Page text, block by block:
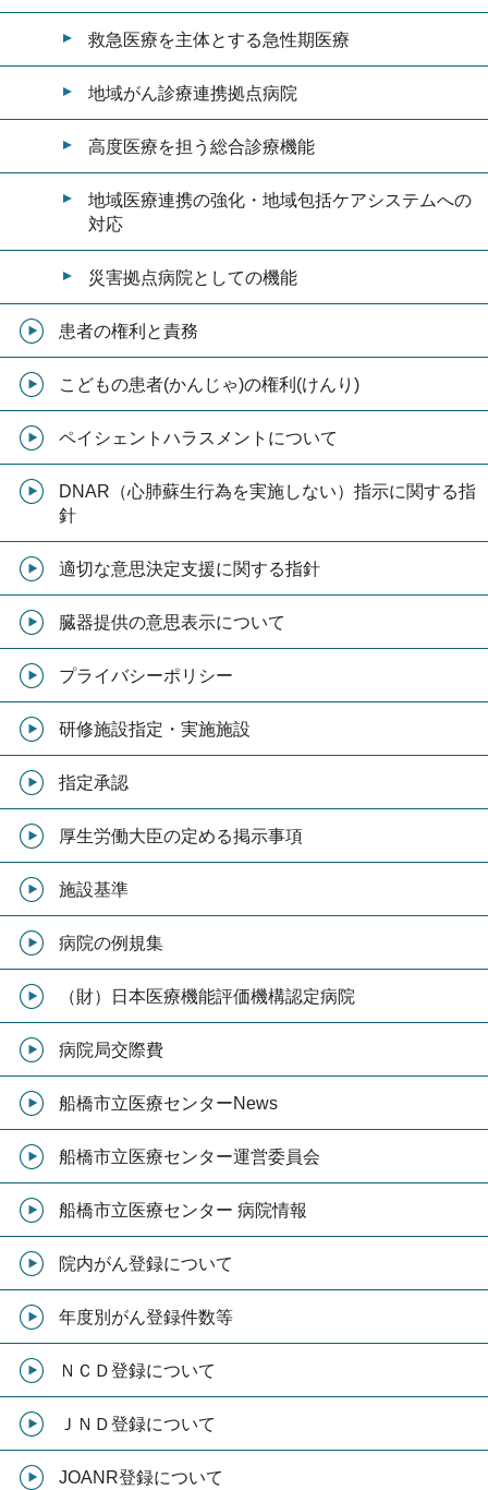
救急医療を主体とする急性期医療
地域がん診療連携拠点病院
高度医療を担う総合診療機能
地域医療連携の強化・地域包括ケアシステムへの
対応
災害拠点病院としての機能
患者の権利と責務
こどもの患者(かんじゃ)の権利(けんり)
ペイシェントハラスメントについて
DNAR（心肺蘇生行為を実施しない）指示に関する指
針
適切な意思決定支援に関する指針
臓器提供の意思表示について
プライバシーポリシー
研修施設指定・実施施設
指定承認
厚生労働大臣の定める掲示事項
施設基準
病院の例規集
（財）日本医療機能評価機構認定病院
病院局交際費
船橋市立医療センターNews
船橋市立医療センター運営委員会
船橋市立医療センター 病院情報
院内がん登録について
年度別がん登録件数等
ＮＣＤ登録について
ＪＮＤ登録について
JOANR登録について